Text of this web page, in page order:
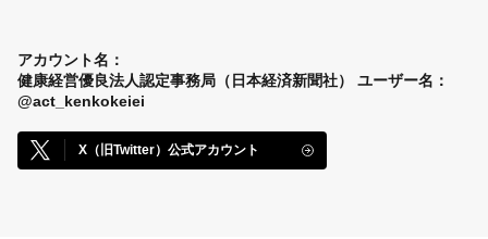
アカウント名：
健康経営優良法人認定事務局（日本経済新聞社）
ユーザー名：
@act_kenkokeiei
X（旧Twitter）公式アカウント